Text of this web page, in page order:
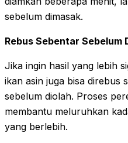
sebelum dimasak.
Rebus Sebentar Sebelum
Jika ingin hasil yang lebih
ikan asin juga bisa direbus
sebelum diolah. Proses
membantu meluruhkan
yang berlebih.